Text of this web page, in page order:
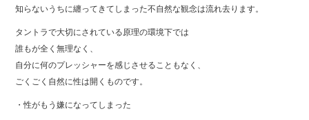
知らないうちに纏ってきてしまった不自然な観念は流れ去ります。
タントラで大切にされている原理の環境下では
誰もが全く無理なく、
自分に何のプレッシャーを感じさせることもなく、
ごくごく自然に性は開くものです。
・性がもう嫌になってしまった